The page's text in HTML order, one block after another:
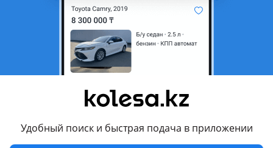
Удобный поиск и быстрая подача в приложении
Возможна рассрочка или
Да
Комментарий продавца
BMW бмв G30 Г30 дверь задняя правая
Так же имеются другие запчасти для этого автомобиля.